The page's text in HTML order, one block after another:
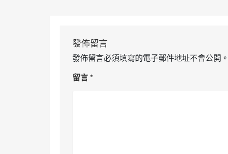
發佈留言
發佈留言必須填寫的電子郵件地址不會公開。
留言*